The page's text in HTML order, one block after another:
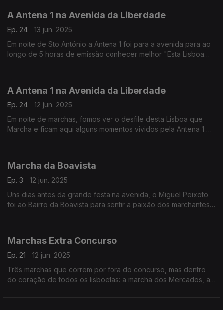
A Antena 1 na Avenida da Liberdade
Ep. 24
13 jun. 2025
Em noite de Sto António a Antena 1 foi para a avenida para ao
longo de 5 horas de emissão conhecer melhor "Esta Lisboa
A Antena 1 na Avenida da Liberdade
Ep. 24
12 jun. 2025
Em noite de marchas, fomos ver o desfile desta Lisboa que
Marcha e ficam aqui alguns momentos vividos pela Antena 1 e
Marcha da Boavista
Ep. 3
12 jun. 2025
Uns dias antes da grande festa na avenida, o Miguel Peixoto
foi ao Bairro da Boavista para sentir a paixão dos marchantes a
Marchas Extra Concurso
Ep. 21
12 jun. 2025
Três marchas que correm por fora do concurso, mas dentro
do coração de todos os lisboetas: a marcha dos Mercados, a